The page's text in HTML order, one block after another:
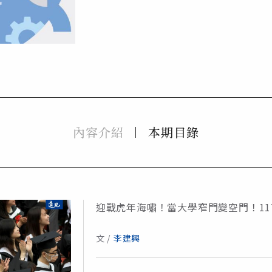
內容介紹 本期目錄
迎戰虎年海嘯！當大學窄門變空門！
文 / 李建興